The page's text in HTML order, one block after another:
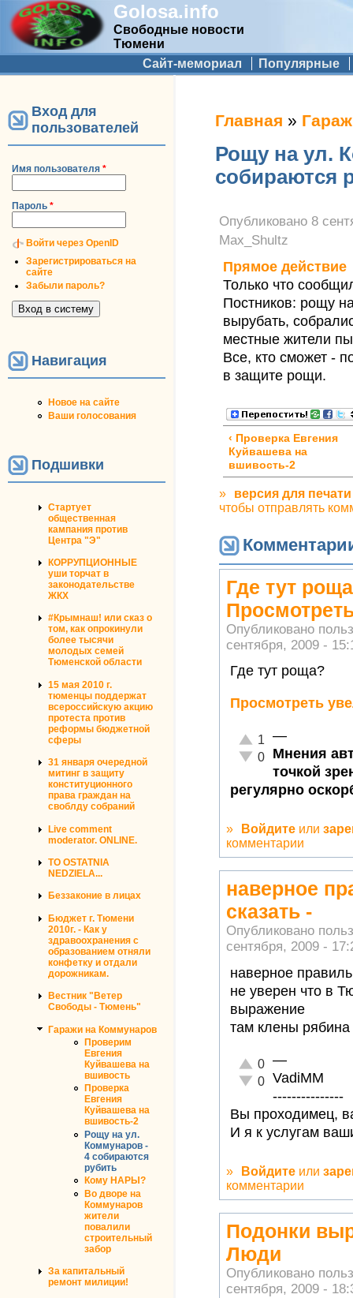
Golosa.info
Свободные новости
Тюмени
Дополнительное меню
Сайт-мемориал Популярные
Вход для
пользователей
Имя пользователя *
Пароль *
Войти через OpenID
Зарегистрироваться на
сайте
Забыли пароль?
Навигация
Новое на сайте
Ваши голосования
Подшивки
Стартует
общественная
кампания против
Центра "Э"
КОРРУПЦИОННЫЕ
уши торчат в
законодательстве
ЖКХ
#Крымнаш! или сказ о
том, как опрокинули
более тысячи
молодых семей
Тюменской области
15 мая 2010 г.
тюменцы поддержат
всероссийскую акцию
протеста против
реформы бюджетной
сферы
31 января очередной
митинг в защиту
конституционного
права граждан на
своблду собраний
Live comment
moderator. ONLINE.
TO OSTATNIA
NEDZIELA...
Беззаконие в лицах
Бюджет г. Тюмени
2010г. - Как у
здравоохранения с
образованием отняли
конфетку и отдали
дорожникам.
Вестник "Ветер
Свободы - Тюмень"
Гаражи на Коммунаров
Проверим
Евгения
Куйвашева на
вшивость
Проверка
Евгения
Куйвашева на
вшивость-2
Рощу на ул.
Коммунаров -
4 собираются
рубить
Кому НАРЫ?
Во дворе на
Коммунаров
жители
повалили
строительный
забор
За капитальный
ремонт милиции!
Вы здесь
Главная »
Рощу на ул.
собираются
Опубликовано 8
Max_Shultz
Прямое действие
Только что
Постников: рощу
вырубать,
местные жители
Все, кто сможет -
в защите рощи.
‹ Проверка Евгения
Куйвашева на
вшивость-2
»
версия для печати
чтобы отправлять
Где тут
Опубликовано
сентября, 2009 -
Где тут роща?
Просмотреть
Отлично!
1
Неадекватно!
0
—
Мнения
точкой
регулярно
» Войдите или
комментарии
наверное
сказать -
Опубликовано
сентября, 2009 -
наверное
не уверен что в
выражение
там клены рябина
Отлично!
0
Неадекватно!
0
—
VadiMM
---------------
Вы проходимец,
И я к услугам
» Войдите или
комментарии
Подонки
Люди
Опубликовано
сентября, 2009 -